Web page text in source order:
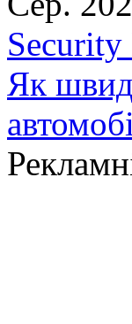
Security
Як